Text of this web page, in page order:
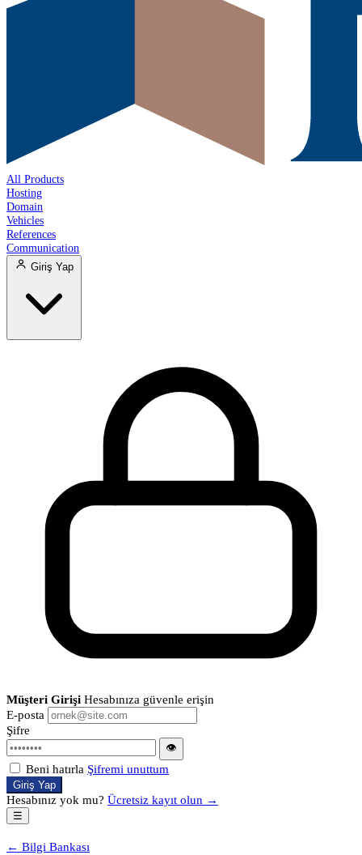
All Products
Hosting
Domain
Vehicles
References
Communication
Giriş Yap
Müşteri Girişi Hesabınıza güvenle erişin
E-posta
Şifre
👁
Beni hatırla Şifremi unuttum
Giriş Yap
Hesabınız yok mu? Ücretsiz kayıt olun →
☰
← Bilgi Bankası